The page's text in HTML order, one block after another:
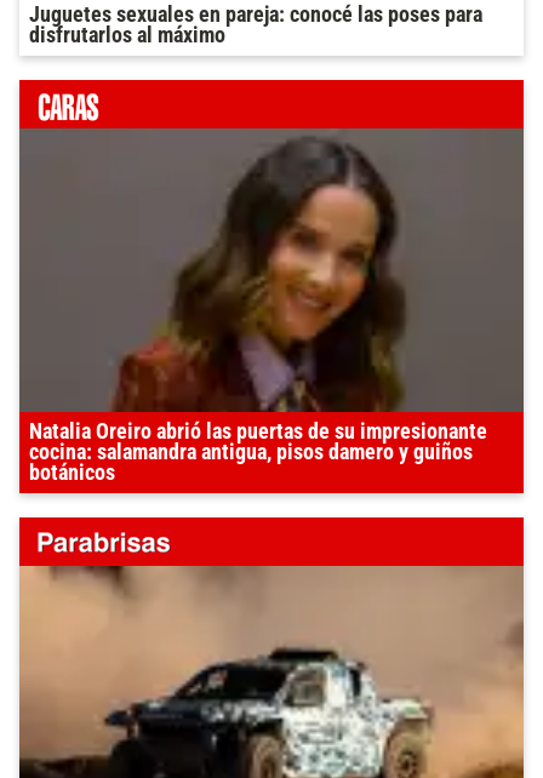
Juguetes sexuales en pareja: conocé las poses para
disfrutarlos al máximo
Natalia Oreiro abrió las puertas de su impresionante
cocina: salamandra antigua, pisos damero y guiños
botánicos